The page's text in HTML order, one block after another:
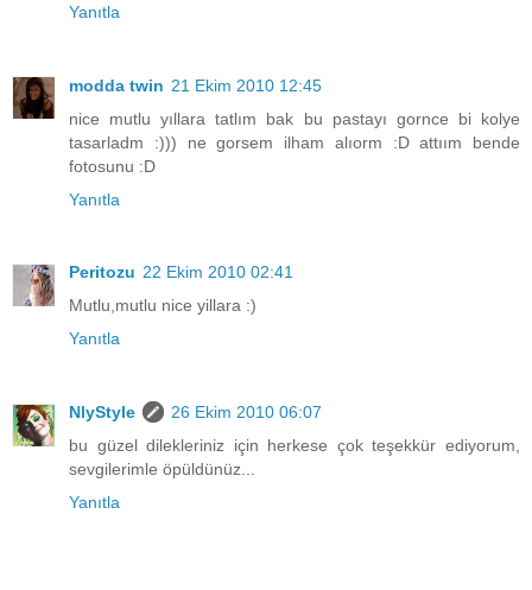
Yanıtla
modda twin 21 Ekim 2010 12:45
nice mutlu yıllara tatlım bak bu pastayı gornce bi kolye
tasarladm :))) ne gorsem ilham alıorm :D attıım bende
fotosunu :D
Yanıtla
Peritozu 22 Ekim 2010 02:41
Mutlu,mutlu nice yillara :)
Yanıtla
NlyStyle
26 Ekim 2010 06:07
bu güzel dilekleriniz için herkese çok teşekkür ediyorum,
sevgilerimle öpüldünüz...
Yanıtla